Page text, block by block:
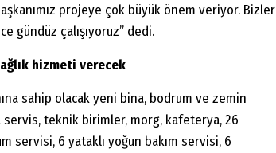
projeye çok büyük önem veriyor. Bizler
gündüz çalışıyoruz” dedi.
hizmeti verecek
sahip olacak yeni bina, bodrum ve zemin
servis, teknik birimler, morg, kafeterya, 26
servisi, 6 yataklı yoğun bakım servisi, 6